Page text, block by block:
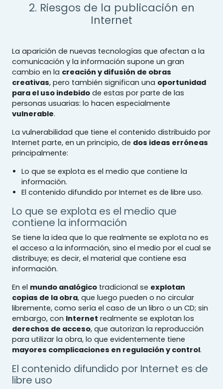
2. Riesgos de la publicación en
Internet
La aparición de nuevas tecnologías que afectan a la
comunicación y la información supone un gran
cambio en la creación y difusión de obras
creativas, pero también significan una oportunidad
para el uso indebido de estas por parte de las
personas usuarias: lo hacen especialmente
vulnerable.
La vulnerabilidad que tiene el contenido distribuido por
Internet parte, en un principio, de dos ideas erróneas
principalmente:
Lo que se explota es el medio que contiene la
información.
El contenido difundido por Internet es de libre uso.
Lo que se explota es el medio que
contiene la información
Se tiene la idea que lo que realmente se explota no es
el acceso a la información, sino el medio por el cual se
distribuye; es decir, el material que contiene esa
información.
En el mundo analógico tradicional se explotan
copias de la obra, que luego pueden o no circular
libremente, como sería el caso de un libro o un CD; sin
embargo, con Internet realmente se explotan los
derechos de acceso, que autorizan la reproducción
para utilizar la obra, lo que evidentemente tiene
mayores complicaciones en regulación y control.
El contenido difundido por Internet es de
libre uso